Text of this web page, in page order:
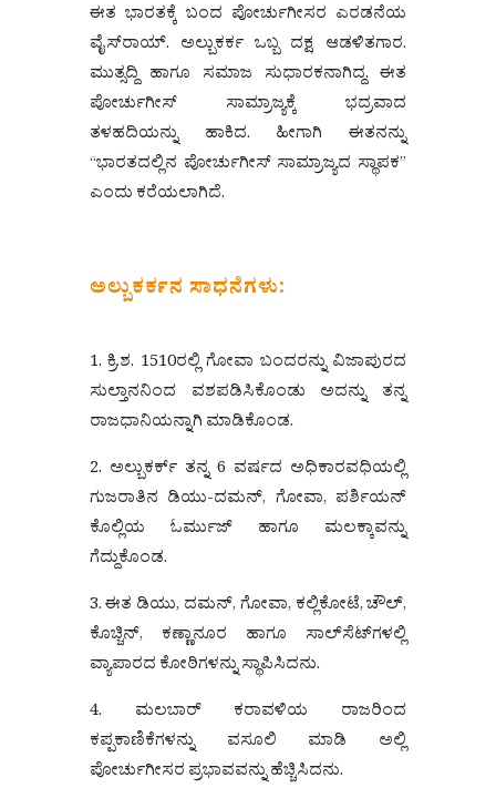
ಈತ ಭಾರತಕ್ಕೆ ಬಂದ ಪೋರ್ಚುಗೀಸರ ಎರಡನೆಯ
ವೈಸ್‌ರಾಯ್. ಅಲ್ಬುಕರ್ಕ ಒಬ್ಬ ದಕ್ಷ ಆಡಳಿತಗಾರ.
ಮುತ್ಸದ್ದಿ ಹಾಗೂ ಸಮಾಜ ಸುಧಾರಕನಾಗಿದ್ದ. ಈತ
ಪೋರ್ಚುಗೀಸ್ ಸಾಮ್ರಾಜ್ಯಕ್ಕೆ ಭದ್ರವಾದ
ತಳಹದಿಯನ್ನು ಹಾಕಿದ. ಹೀಗಾಗಿ ಈತನನ್ನು
“ಭಾರತದಲ್ಲಿನ ಪೋರ್ಚುಗೀಸ್ ಸಾಮ್ರಾಜ್ಯದ ಸ್ಥಾಪಕ”
ಎಂದು ಕರೆಯಲಾಗಿದೆ.
ಅಲ್ಬುಕರ್ಕನ ಸಾಧನೆಗಳು:
1. ಕ್ರಿ.ಶ. 1510ರಲ್ಲಿ ಗೋವಾ ಬಂದರನ್ನು ವಿಜಾಪುರದ
ಸುಲ್ತಾನನಿಂದ ವಶಪಡಿಸಿಕೊಂಡು ಅದನ್ನು ತನ್ನ
ರಾಜಧಾನಿಯನ್ನಾಗಿ ಮಾಡಿಕೊಂಡ.
2. ಅಲ್ಬುಕರ್ಕ್ ತನ್ನ 6 ವರ್ಷದ ಅಧಿಕಾರವಧಿಯಲ್ಲಿ
ಗುಜರಾತಿನ ಡಿಯು-ದಮನ್, ಗೋವಾ, ಪರ್ಶಿಯನ್
ಕೊಲ್ಲಿಯ ಓರ್ಮುಜ್ ಹಾಗೂ ಮಲಕ್ಕಾವನ್ನು
ಗೆದ್ದುಕೊಂಡ.
3. ಈತ ಡಿಯು, ದಮನ್, ಗೋವಾ, ಕಲ್ಲಿಕೋಟೆ, ಚೌಲ್,
ಕೊಚ್ಚಿನ್, ಕಣ್ಣಾನೂರ ಹಾಗೂ ಸಾಲ್‌ಸೆಟ್‌ಗಳಲ್ಲಿ
ವ್ಯಾಪಾರದ ಕೋಠಿಗಳನ್ನು ಸ್ಥಾಪಿಸಿದನು.
4. ಮಲಬಾರ್ ಕರಾವಳಿಯ ರಾಜರಿಂದ
ಕಪ್ಪಕಾಣಿಕೆಗಳನ್ನು ವಸೂಲಿ ಮಾಡಿ ಅಲ್ಲಿ
ಪೋರ್ಚುಗೀಸರ ಪ್ರಭಾವವನ್ನು ಹೆಚ್ಚಿಸಿದನು.